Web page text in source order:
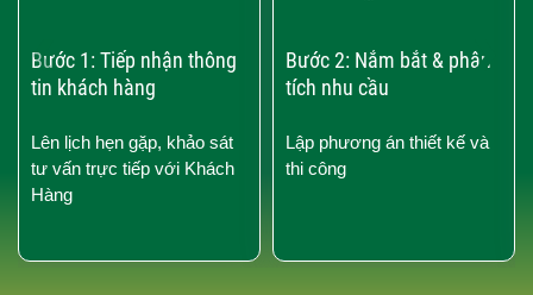
Bước 1: Tiếp nhận thông
tin khách hàng
Lên lịch hẹn gặp, khảo sát
tư vấn trực tiếp với Khách
Hàng
Bước 2: Nắm bắt & phân
tích nhu cầu
Lập phương án thiết kế và
thi công
›
‹